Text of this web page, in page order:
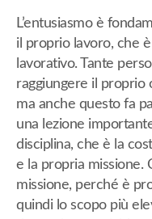
L’entusiasmo è
il proprio lavoro, che
lavorativo. Tante
raggiungere il proprio
ma anche questo fa
una lezione
disciplina, che è la
e la propria missione.
missione, perché è
quindi lo scopo più